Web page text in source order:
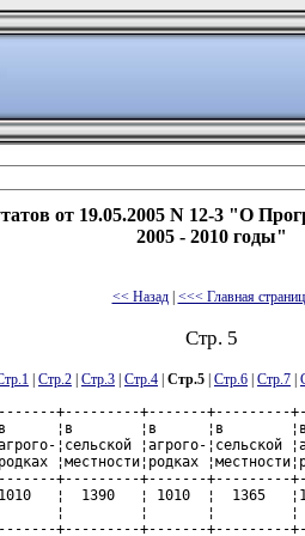
от 19.05.2005 N 12-3 "О
2005 - 2010 годы"
<< Назад| <<< Главная
Стр. 5
| Стр.2 | Стр.3 | Стр.4 | Стр.5 | Стр.6 | Стр.7 |
+---------+-------
¦в      ¦в        ¦в      ¦в
¦агрого-¦сельской
+---------+-------+---------
¦  1390   ¦ 1010  ¦  1365
¦       ¦         ¦       ¦
+---------+-------+---------